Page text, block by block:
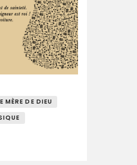
MÈRE DE DIEU